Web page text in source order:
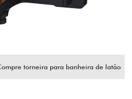
torneira para banheira de latão